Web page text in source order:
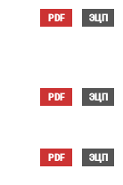
PDF ЭЦП
PDF ЭЦП
PDF ЭЦП